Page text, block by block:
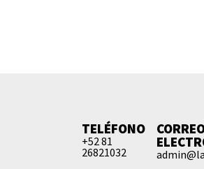
TELÉFONO
+52 81
26821032